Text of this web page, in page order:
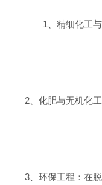
1、 精细化工
2、 化肥与无机化
3、 环保工程：在